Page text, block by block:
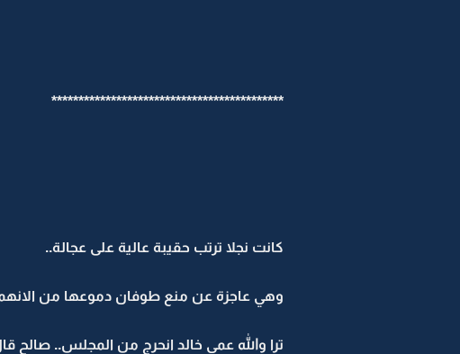
*******************************************
كانت نجلا ترتب حقيبة عالية على عجالة..
وهي عاجزة عن منع طوفان دموعها من
ترا والله عمي خالد انحرج من المجلس.. صالح